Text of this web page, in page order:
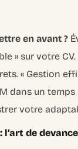
en avant ?
» sur votre
« Gestion
dans un
votre
de